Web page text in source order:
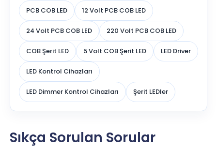
PCB COB LED 12 Volt PCB COB LED
24 Volt PCB COB LED 220 Volt PCB COB LED
COB Şerit LED 5 Volt COB Şerit LED LED Driver
LED Kontrol Cihazları
LED Dimmer Kontrol Cihazları Şerit LEDler
Sıkça Sorulan Sorular